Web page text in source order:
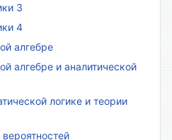
3
4
алгебре
алгебре и аналитической
логике и теории